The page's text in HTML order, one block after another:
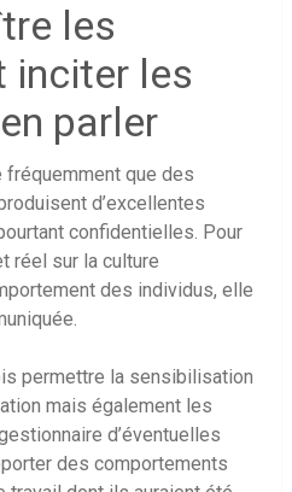
les
inciter les
parler
fréquemment que des
d’excellentes
confidentielles. Pour
réel sur la culture
des individus, elle
permettre la sensibilisation
mais également les
d’éventuelles
des comportements